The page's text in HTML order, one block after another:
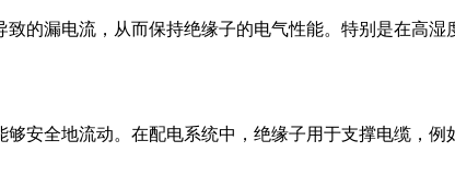
的漏电流，从而保持绝缘子的电气性能。特别是在高
安全地流动。在配电系统中，绝缘子用于支撑电缆，